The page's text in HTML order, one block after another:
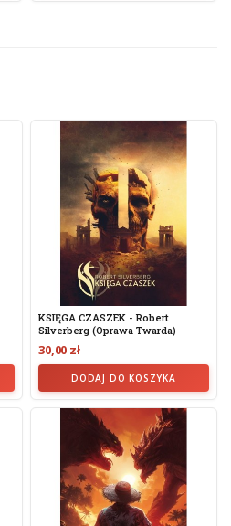
KSIĘGA CZASZEK - Robert
Silverberg (oprawa Twarda)
30,00 zł
DODAJ DO KOSZYKA